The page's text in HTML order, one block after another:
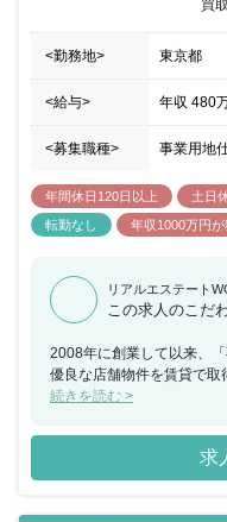
買
<勤務地> 東京都
<給与> 年収 480
<募集職種> 事業用地
年間休日120日以上 土日
転勤なし
年収1000万円が
リアルエステート
この求人のこだ
2008年に創業して以来、
優良な店舗物件を賃貸で取
り、サブリースをする事業
ペースのオーナー（運営
の仕組みでは解決できな
「Office Ticket（オフィス
続きを読む >
求